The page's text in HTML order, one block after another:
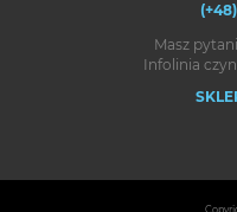
Masz
Infolinia